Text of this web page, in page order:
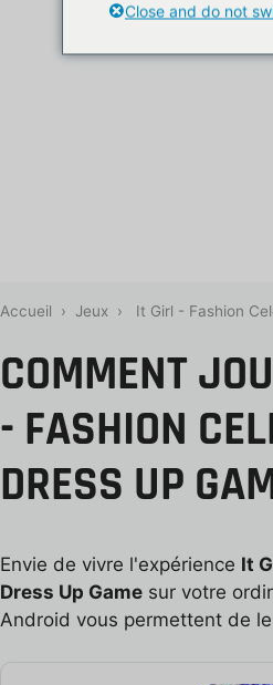
Accueil › Jeux › It Girl - Fashion
COMMENT
- FASHION
DRESS UP
Envie de vivre l'expérience It
Dress Up Game sur votre
Android vous permettent de
Close and do not